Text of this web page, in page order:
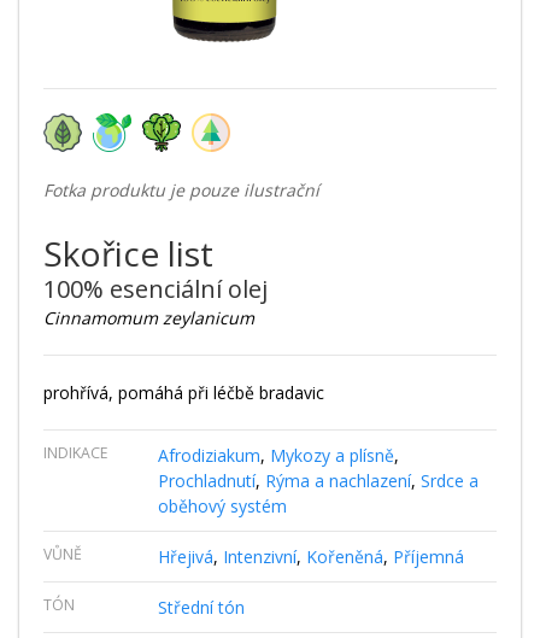
Fotka produktu je pouze ilustrační
Skořice list
100% esenciální olej
Cinnamomum zeylanicum
prohřívá, pomáhá při léčbě bradavic
INDIKACE Afrodiziakum, Mykozy a plísně,
Prochladnutí, Rýma a nachlazení, Srdce a
oběhový systém
VŮNĚ Hřejivá, Intenzivní, Kořeněná, Příjemná
TÓN Střední tón